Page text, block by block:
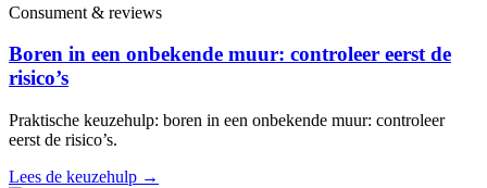
Consument & reviews
Boren in een onbekende muur: controleer eerst de
risico’s
Praktische keuzehulp: boren in een onbekende muur: controleer
eerst de risico’s.
Lees de keuzehulp →